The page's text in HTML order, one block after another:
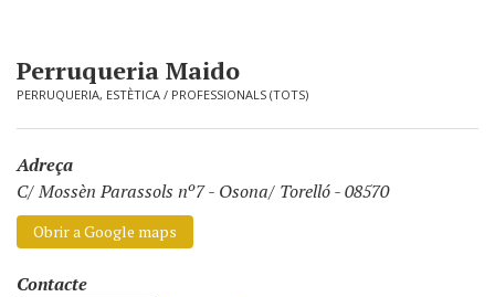
Perruqueria Maido
PERRUQUERIA, ESTÈTICA / PROFESSIONALS (TOTS)
Adreça
C/ Mossèn Parassols nº7- Osona/ Torelló - 08570
Obrir a Google maps
Contacte